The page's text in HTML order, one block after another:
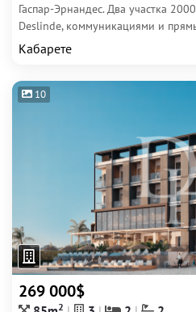
Гаспар-Эрнандес. Два участка
Deslinde, коммуникациями и
Кабарете
10
269 000$
2